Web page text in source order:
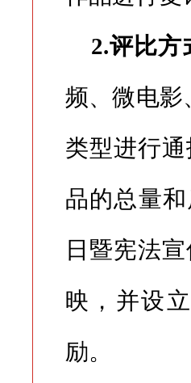
2.评比方
频、微电影
类型进行
品的总量
日暨宪法
映，并设
励。